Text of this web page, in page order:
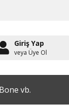
Giriş Yap
veya Üye Ol
Bone vb.